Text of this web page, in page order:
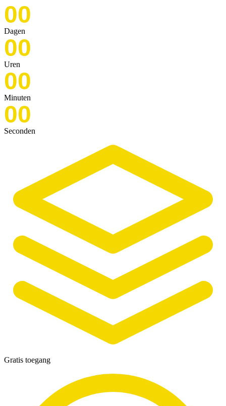
00
Dagen
00
Uren
00
Minuten
00
Seconden
Gratis toegang